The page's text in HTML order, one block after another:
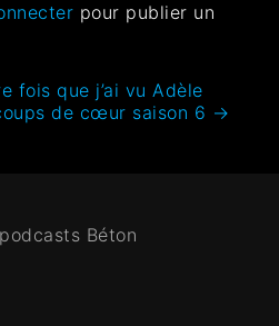
pour publier un
fois que j’ai vu Adèle
de cœur saison 6 →
Béton